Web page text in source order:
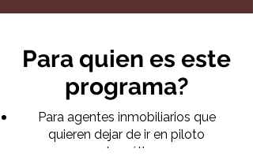
Para quien es este
programa?
Para agentes inmobiliarios que
quieren dejar de ir en piloto
automático.